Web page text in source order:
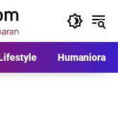
Humaniora